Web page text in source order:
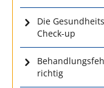
Die
Check-up
richtig